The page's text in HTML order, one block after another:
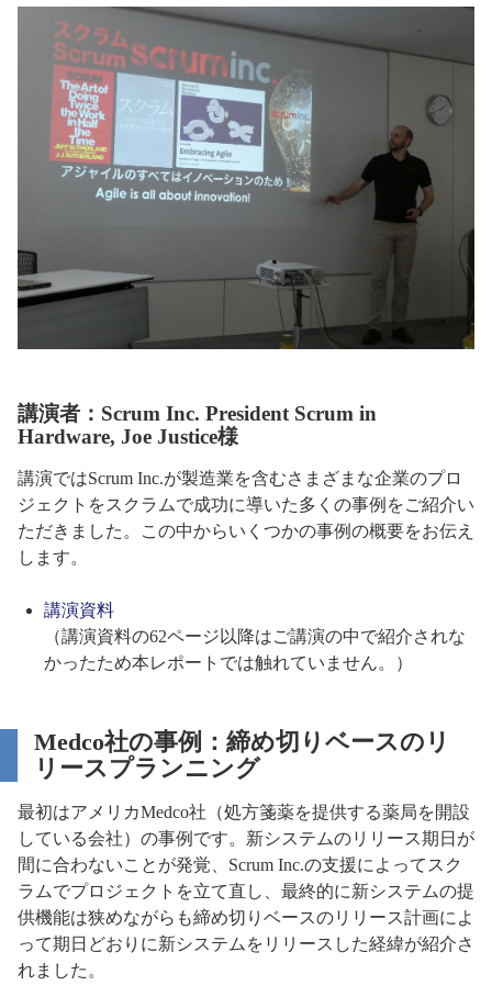
講演者：Scrum Inc. President Scrum in
Hardware, Joe Justice様
講演ではScrum Inc.が製造業を含むさまざまな企業のプロ
ジェクトをスクラムで成功に導いた多くの事例をご紹介い
ただきました。この中からいくつかの事例の概要をお伝え
します。
講演資料
（講演資料の62ページ以降はご講演の中で紹介されな
かったため本レポートでは触れていません。）
Medco社の事例：締め切りベースのリ
リースプランニング
最初はアメリカMedco社（処方箋薬を提供する薬局を開設
している会社）の事例です。新システムのリリース期日が
間に合わないことが発覚、Scrum Inc.の支援によってスク
ラムでプロジェクトを立て直し、最終的に新システムの提
供機能は狭めながらも締め切りベースのリリース計画によ
って期日どおりに新システムをリリースした経緯が紹介さ
れました。